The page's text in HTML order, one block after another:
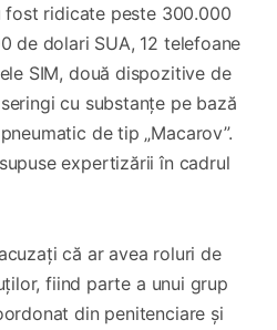
fost ridicate peste 300.000
de dolari SUA, 12 telefoane
SIM, două dispozitive de
cu substanțe pe bază
de tip „Macarov”.
expertizării în cadrul
că ar avea roluri de
fiind parte a unui grup
din penitenciare și